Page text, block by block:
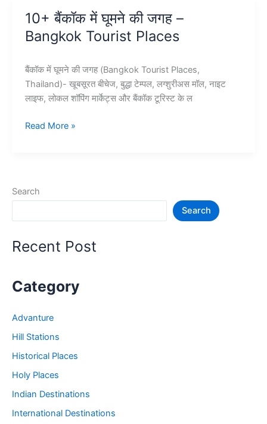
10+ बैंकॉक में घूमने की जगह –
Bangkok Tourist Places
बैंकॉक में घूमने की जगह (Bangkok Tourist Places,
Thailand)- खूबसूरत बीचेज, बुद्धा टेम्पल, लग्शुरीअस मॉल, नाइट
लाइफ, लोकल शॉपिंग मार्केट्स और बैंकॉक टूरिस्ट के ल
10+
जगह
Places
Read More »
Search
Search
Recent Post
Category
Advanture
Hill Stations
Historical Places
Holy Places
Indian Destinations
International Destinations